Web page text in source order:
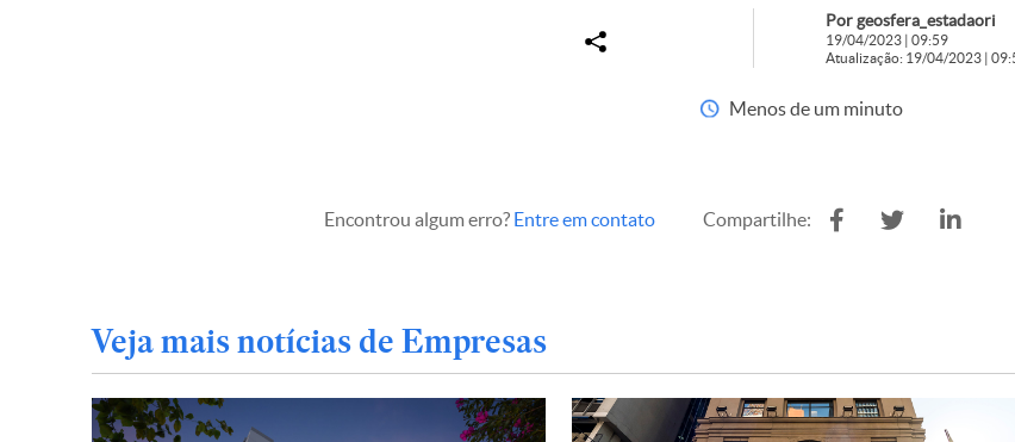
Por geosfera_estadaori
19/04/2023 | 09:59
Atualização: 19/04/2023 |
Menos de um minuto
Encontrou algum erro? Entre em contato Compartilhe:
Veja mais notícias de Empresas